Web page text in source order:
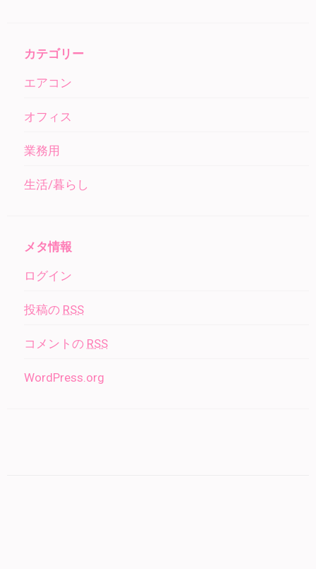
カテゴリー
エアコン
オフィス
業務用
生活/暮らし
メタ情報
ログイン
投稿の RSS
コメントの RSS
WordPress.org